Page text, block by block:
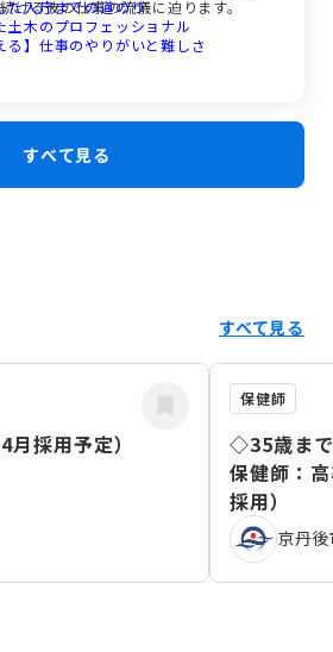
ける彼の仕事の流儀に迫ります。
た入庁までの道のり
土木のプロフェッショナル
る】仕事のやりがいと難しさ
文化】仲間とともに築く未来
ージ
すべて見る
すべて見る
採用予定）
保健師
◇35歳ま
保健師：
採用）
京丹